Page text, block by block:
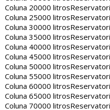
Coluna 20000 litros
Coluna 25000 litros
Coluna 30000 litros
Coluna 35000 litros
Coluna 40000 litros
Coluna 45000 litros
Coluna 50000 litros
Coluna 55000 litros
Coluna 60000 litros
Coluna 65000 litros
Coluna 70000 litros